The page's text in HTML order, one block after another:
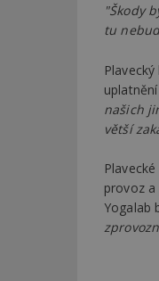
"Škody
tu
našich
větší
provoz
Yogalab